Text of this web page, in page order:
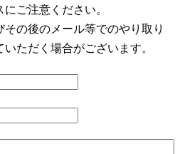
ご注意ください。
の後のメール等でのやり取り
ただく場合がございます。